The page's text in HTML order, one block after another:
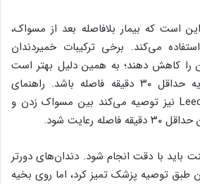
است که بیمار بلافاصله بعد از مسواک،
می‌کند. برخی ترکیبات خمیردندان
را کاهش دهند؛ به همین دلیل بهتر است
بین مسواک و دهانشویه حداقل ۳۰ دقیقه فاصله باشد. راهنمای
Leeds Teaching Hospitals نیز توصیه می‌کند بین مسواک زدن و
رعایت شود.
باید با دقت انجام شود. دندان‌های دورتر
طبق توصیه پزشک تمیز کرد، اما روی بخیه